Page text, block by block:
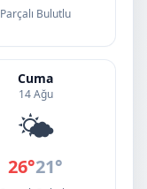
Parçalı Bulutlu
Cuma
14 Ağu
🌤️
26°21°